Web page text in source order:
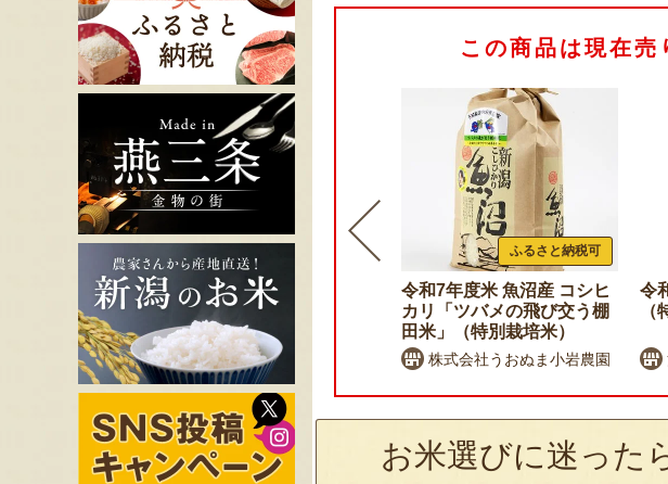
この商品は現在売
令和7年度米 自然栽培米コ
シヒカリ（従来品種）
けんちゃん農場
ふるさと納税可
令和7年度米 魚沼産 コシヒ
カリ「ツバメの飛び交う棚
田米」（特別栽培米）
株式会社うおぬま小岩農園
令
（
お米選びに迷った